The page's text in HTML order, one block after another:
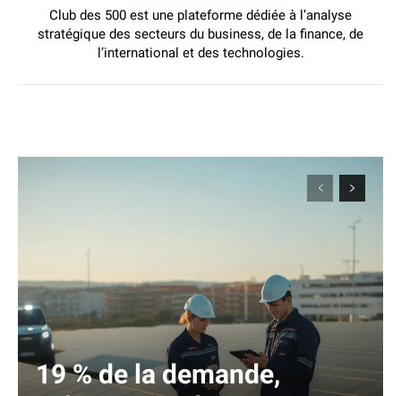
Club des 500 est une plateforme dédiée à l’analyse
stratégique des secteurs du business, de la finance, de
l’international et des technologies.
19 % de la demande,